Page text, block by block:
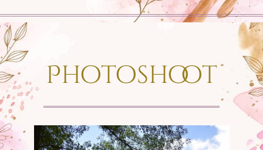
Photoshoot